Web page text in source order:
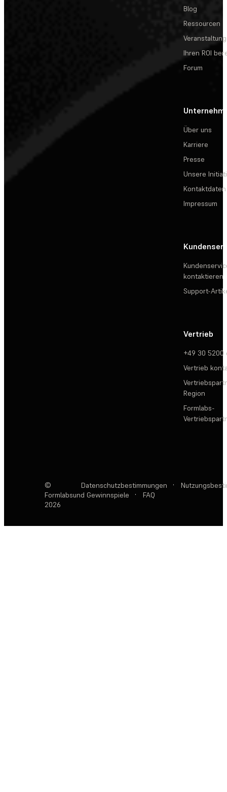
Blog
Ressourcen
Ihren ROI
Forum
Über uns
Karriere
Presse
Unsere
Kontaktdaten
Impressum
kontaktieren
Support-
Vertrieb
+49 30 5200
Vertrieb
Region
Formlabs-
©
Formlabs
2026
Datenschutzbestimmungen ·
und Gewinnspiele
· FAQ